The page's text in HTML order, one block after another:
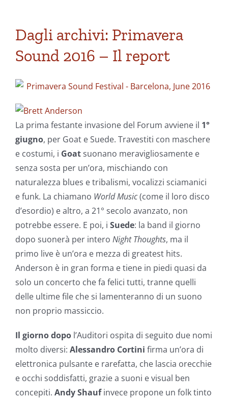
Dagli archivi: Primavera
Sound 2016 – Il report
La prima festante invasione del Forum avviene il 1°
giugno, per Goat e Suede. Travestiti con maschere
e costumi, i Goatsuonano meravigliosamente e
senza sosta per un’ora, mischiando con
naturalezza blues e tribalismi, vocalizzi sciamanici
e funk. La chiamano World Music(come il loro disco
d’esordio) e altro, a 21° secolo avanzato, non
potrebbe essere. E poi, i Suede: la band il giorno
dopo suonerà per intero Night Thoughts, ma il
primo live è un’ora e mezza di greatest hits.
Anderson è in gran forma e tiene in piedi quasi da
solo un concerto che fa felici tutti, tranne quelli
delle ultime file che si lamenteranno di un suono
non proprio massiccio.
Il giorno dopo l’Auditori ospita di seguito due nomi
molto diversi: Alessandro Cortini firma un’ora di
elettronica pulsante e rarefatta, che lascia orecchie
e occhi soddisfatti, grazie a suoni e visual ben
concepiti. Andy Shaufinvece propone un folk tinto